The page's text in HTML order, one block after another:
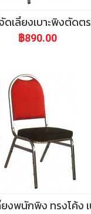
ดเลี้ยงเบาะพิงตัดต
฿890.00
งพนักพิง ทรงโค้ง เ